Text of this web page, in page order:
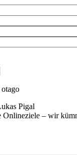
Pigal
Onlineziele – wir